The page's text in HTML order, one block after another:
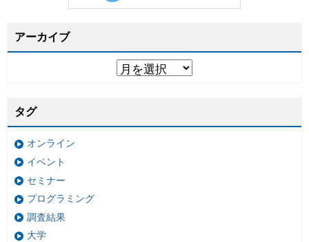
アーカイブ
タグ
オンライン
イベント
セミナー
プログラミング
調査結果
大学